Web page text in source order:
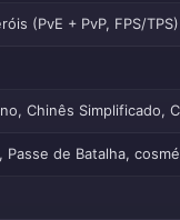
(PvE + PvP, FPS/TPS)
Chinês Simplificado,
de Batalha,